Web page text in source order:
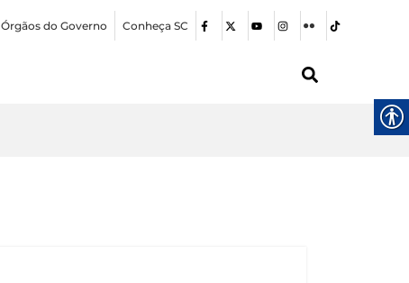
Órgãos do Governo Conheça SC